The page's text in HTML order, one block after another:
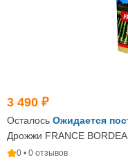
3 490 ₽
Осталось Ожидается
Дрожжи FRANCE
0 • 0 отзывов